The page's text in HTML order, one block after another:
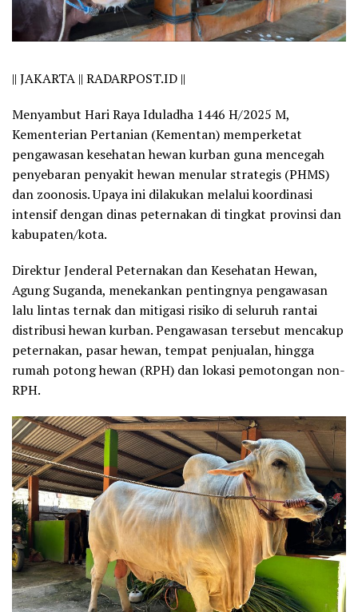
|| JAKARTA || RADARPOST.ID ||
Menyambut Hari Raya Iduladha 1446 H/2025 M,
Kementerian Pertanian (Kementan) memperketat
pengawasan kesehatan hewan kurban guna mencegah
penyebaran penyakit hewan menular strategis (PHMS)
dan zoonosis. Upaya ini dilakukan melalui koordinasi
intensif dengan dinas peternakan di tingkat provinsi dan
kabupaten/kota.
Direktur Jenderal Peternakan dan Kesehatan Hewan,
Agung Suganda, menekankan pentingnya pengawasan
lalu lintas ternak dan mitigasi risiko di seluruh rantai
distribusi hewan kurban. Pengawasan tersebut mencakup
peternakan, pasar hewan, tempat penjualan, hingga
rumah potong hewan (RPH) dan lokasi pemotongan non-
RPH.